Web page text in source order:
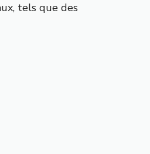
tels que des